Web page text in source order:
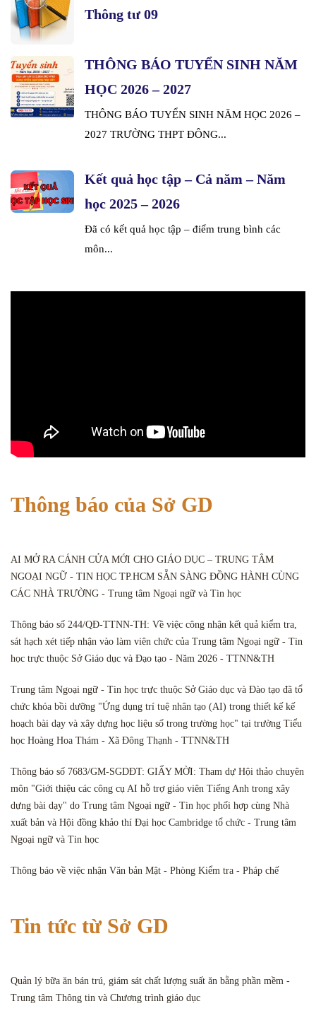
Thông tư 09
THÔNG BÁO TUYỂN SINH NĂM
HỌC 2026 – 2027
THÔNG BÁO TUYỂN SINH NĂM HỌC 2026 –
2027 TRƯỜNG THPT ĐÔNG...
Kết quả học tập – Cả năm – Năm
học 2025 – 2026
Đã có kết quả học tập – điểm trung bình các
môn...
Thông báo của Sở GD
AI MỞ RA CÁNH CỬA MỚI CHO GIÁO DỤC – TRUNG TÂM
NGOẠI NGỮ - TIN HỌC TP.HCM SẴN SÀNG ĐỒNG HÀNH CÙNG
CÁC NHÀ TRƯỜNG - Trung tâm Ngoại ngữ và Tin học
Thông báo số 244/QĐ-TTNN-TH: Về việc công nhận kết quả kiểm tra,
sát hạch xét tiếp nhận vào làm viên chức của Trung tâm Ngoại ngữ - Tin
học trực thuộc Sở Giáo dục và Đạo tạo - Năm 2026 - TTNN&TH
Trung tâm Ngoại ngữ - Tin học trực thuộc Sở Giáo dục và Đào tạo đã tổ
chức khóa bồi dưỡng "Ứng dụng trí tuệ nhân tạo (AI) trong thiết kế kế
hoạch bài dạy và xây dựng học liệu số trong trường học" tại trường Tiểu
học Hoàng Hoa Thám - Xã Đông Thạnh - TTNN&TH
Thông báo số 7683/GM-SGDĐT: GIẤY MỜI: Tham dự Hội thảo chuyên
môn "Giới thiệu các công cụ AI hỗ trợ giáo viên Tiếng Anh trong xây
dựng bài dạy" do Trung tâm Ngoại ngữ - Tin học phối hợp cùng Nhà
xuất bản và Hội đồng khảo thí Đại học Cambridge tổ chức - Trung tâm
Ngoại ngữ và Tin học
Thông báo về việc nhận Văn bản Mật - Phòng Kiểm tra - Pháp chế
Tin tức từ Sở GD
Quản lý bữa ăn bán trú, giám sát chất lượng suất ăn bằng phần mềm -
Trung tâm Thông tin và Chương trình giáo dục